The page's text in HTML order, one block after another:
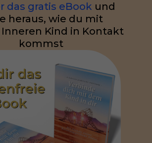
das gratis eBook und
heraus, wie du mit
Kind in Kontakt
kommst